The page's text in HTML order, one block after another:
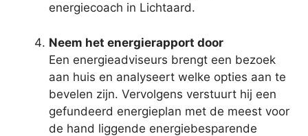
energiecoach in Lichtaard.
Neem het energierapport door
Een energieadviseurs brengt een bezoek
aan huis en analyseert welke opties aan te
bevelen zijn. Vervolgens verstuurt hij een
gefundeerd energieplan met de meest voor
de hand liggende energiebesparende